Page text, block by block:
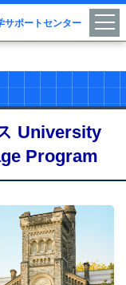
サポートセンター
University
Program